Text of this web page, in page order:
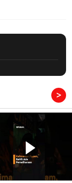
>